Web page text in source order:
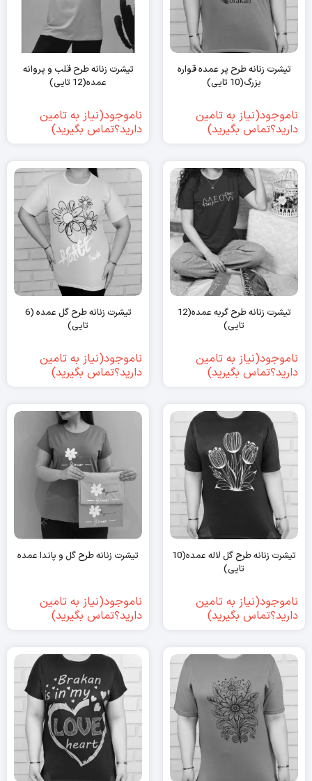
تیشرت زنانه طرح پر عمده قواره
بزرگ(10 تایی)
ناموجود(نیاز به تامین
دارید؟تماس بگیرید)
تیشرت زنانه طرح قلب و پروانه
عمده(12 تایی)
ناموجود(نیاز به تامین
دارید؟تماس بگیرید)
تیشرت زنانه طرح گربه عمده(12
تایی)
ناموجود(نیاز به تامین
دارید؟تماس بگیرید)
تیشرت زنانه طرح گل عمده (6
تایی)
ناموجود(نیاز به تامین
دارید؟تماس بگیرید)
تیشرت زنانه طرح گل لاله عمده(10
تایی)
ناموجود(نیاز به تامین
دارید؟تماس بگیرید)
تیشرت زنانه طرح گل و پاندا عمده
ناموجود(نیاز به تامین
دارید؟تماس بگیرید)